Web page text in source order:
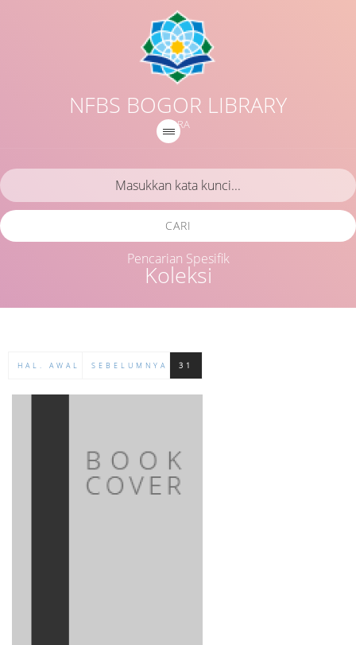
NFBS BOGOR LIBRARY
IQRA
Koleksi
CARI
Pencarian Spesifik
HAL. AWAL SEBELUMNYA 31